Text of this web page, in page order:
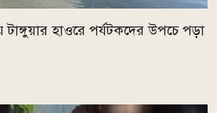
টাঙ্গুয়ার হাওরে পর্যটকদের উপচে পড়া